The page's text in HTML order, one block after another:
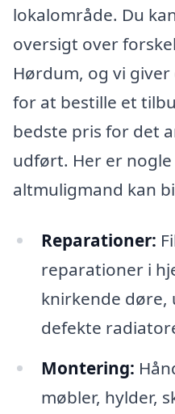
lokalområde. Du
oversigt over
Hørdum, og vi
for at bestille et
bedste pris for det
udført. Her er
altmuligmand kan
Reparationer:
reparationer i
knirkende
defekte
Montering:
møbler, hylder,